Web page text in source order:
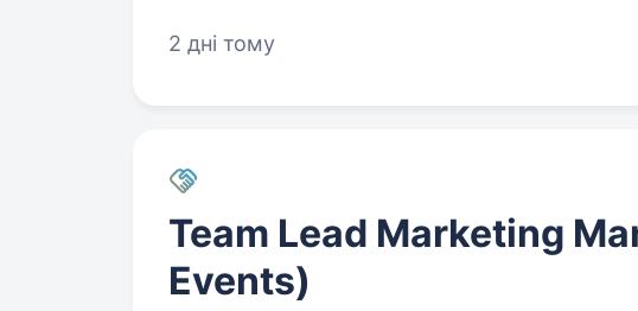
2 дні тому
Team Lead Marketing
Events)